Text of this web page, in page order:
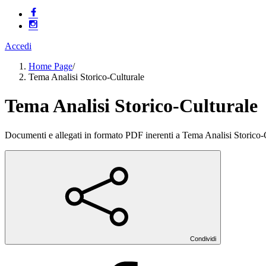
Accedi
Home Page/
Tema Analisi Storico-Culturale
Tema Analisi Storico-Culturale
Documenti e allegati in formato PDF inerenti a Tema Analisi
Condividi